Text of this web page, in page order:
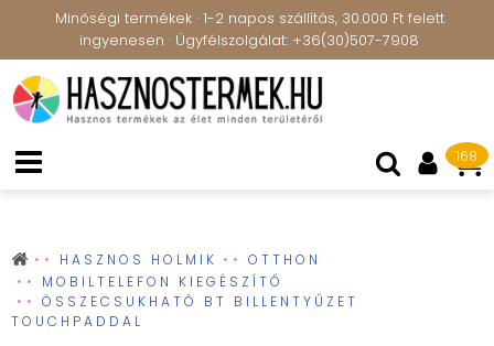
Minőségi termékek · 1-2 napos szállítás, 30.000 Ft felett
ingyenesen · Ügyfélszolgálat: +36(30)507-7908
168
HASZNOS HOLMIK
OTTHON
MOBILTELEFON KIEGÉSZÍTŐ
ÖSSZECSUKHATÓ BT BILLENTYŰZET
TOUCHPADDAL